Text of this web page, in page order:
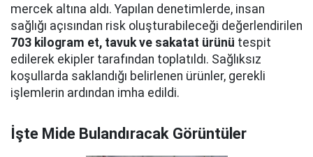
mercek altına aldı. Yapılan denetimlerde, insan
sağlığı açısından risk oluşturabileceği değerlendirilen
703 kilogram et, tavuk ve sakatat ürünü tespit
edilerek ekipler tarafından toplatıldı. Sağlıksız
koşullarda saklandığı belirlenen ürünler, gerekli
işlemlerin ardından imha edildi.
İşte Mide Bulandıracak Görüntüler